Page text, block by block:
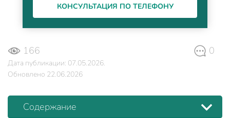
166 0
Дата публикации: 07.05.2026.
Обновлено 22.06.2026
Содержание
КОНСУЛЬТАЦИЯ ПО ТЕЛЕФОНУ